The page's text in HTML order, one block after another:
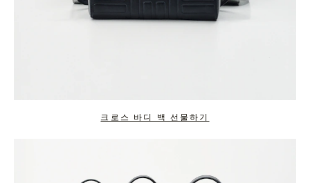
크로스 바디 백 선물하기